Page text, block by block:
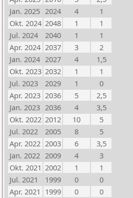
Jan. 2025 2024 4
1
Okt. 2024 2048 1
1
Jul. 2024
2040 1
1
Apr. 2024 2037 3
2
Jan. 2024 2027 4
1,5
Okt. 2023 2032 1
1
Jul. 2023
2029 1
0
Apr. 2023 2036 5
2,5
Jan. 2023 2036 4
3,5
Okt. 2022 2012 10
5
Jul. 2022
2005 8
5
Apr. 2022 2003 6
3,5
Jan. 2022 2009 4
3
Okt. 2021 2002 1
1
Jul. 2021
1999 0
0
Apr. 2021 1999 0
0